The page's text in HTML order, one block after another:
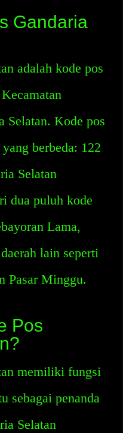
Gandaria
adalah kode pos
Selatan. Kode pos
berbeda: 122
Selatan
dua puluh kode
Lama,
lain seperti
Pasar Minggu.
Pos
memiliki fungsi
sebagai penanda
Selatan